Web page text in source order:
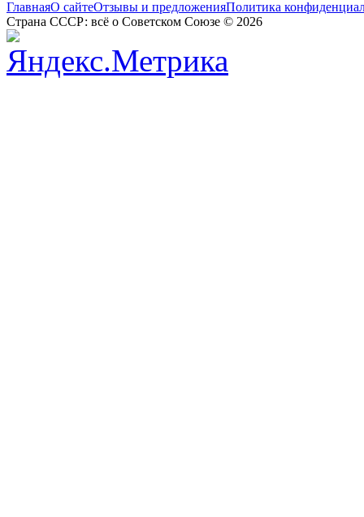
ГлавнаяО сайтеОтзывы и предложенияПолитика
Страна СССР: всё о Советском Союзе © 2026